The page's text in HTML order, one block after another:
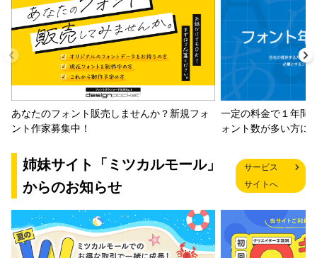
あなたのフォント販売しませんか？新規フォ
ント作家募集中！
一定の料金で１年間
ォント数が多い方に
姉妹サイト「ミツカルモール」
からのお知らせ
サービス
サイトへ